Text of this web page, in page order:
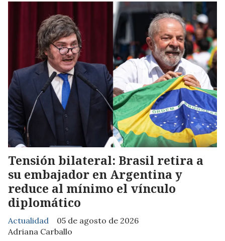
Tensión bilateral: Brasil retira a
su embajador en Argentina y
reduce al mínimo el vínculo
diplomático
Adriana Carballo
Actualidad 05 de agosto de 2026